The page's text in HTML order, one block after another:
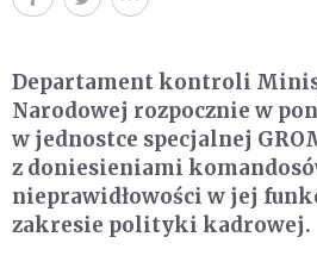
Departament kontroli
Narodowej rozpocznie w
w jednostce specjalnej
z doniesieniami
nieprawidłowości w jej
zakresie polityki kadrowej.